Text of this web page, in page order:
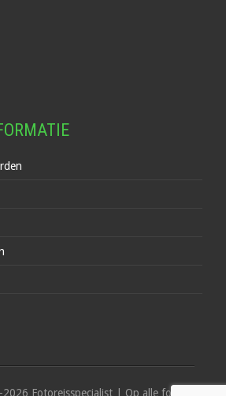
Fotoreisspecialist | Op alle foto's